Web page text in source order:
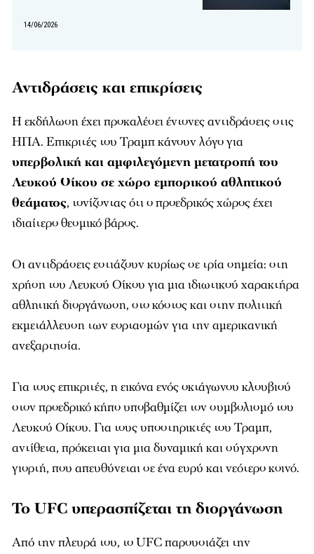
14/06/2026
Αντιδράσεις και επικρίσεις
Η εκδήλωση έχει προκαλέσει έντονες αντιδράσεις στις
ΗΠΑ. Επικριτές του Τραμπ κάνουν λόγο για
υπερβολική και αμφιλεγόμενη μετατροπή του
Λευκού Οίκου σε χώρο εμπορικού αθλητικού
θεάματος, τονίζοντας ότι ο προεδρικός χώρος έχει
ιδιαίτερο θεσμικό βάρος.
Οι αντιδράσεις εστιάζουν κυρίως σε τρία σημεία: στη
χρήση του Λευκού Οίκου για μια ιδιωτικού χαρακτήρα
αθλητική διοργάνωση, στο κόστος και στην πολιτική
εκμετάλλευση των εορτασμών για την αμερικανική
ανεξαρτησία.
Για τους επικριτές, η εικόνα ενός οκτάγωνου κλουβιού
στον προεδρικό κήπο υποβαθμίζει τον συμβολισμό του
Λευκού Οίκου. Για τους υποστηρικτές του Τραμπ,
αντίθετα, πρόκειται για μια δυναμική και σύγχρονη
γιορτή, που απευθύνεται σε ένα ευρύ και νεότερο κοινό.
Το UFC υπερασπίζεται τη διοργάνωση
Από την πλευρά του, το UFC παρουσιάζει την